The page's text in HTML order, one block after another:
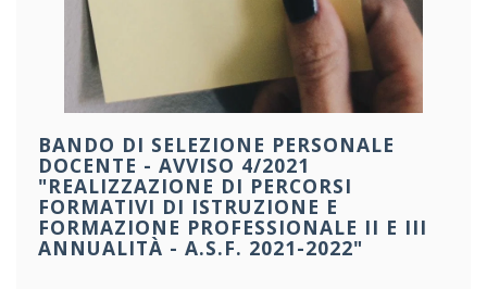
BANDO DI SELEZIONE PERSONALE
DOCENTE - AVVISO 4/2021
"REALIZZAZIONE DI PERCORSI
FORMATIVI DI ISTRUZIONE E
FORMAZIONE PROFESSIONALE II E III
ANNUALITÀ - A.S.F. 2021-2022"